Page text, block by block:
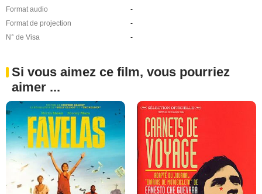
Format audio
-
Format de projection
-
N° de Visa
-
Si vous aimez ce film, vous pourriez
aimer ...